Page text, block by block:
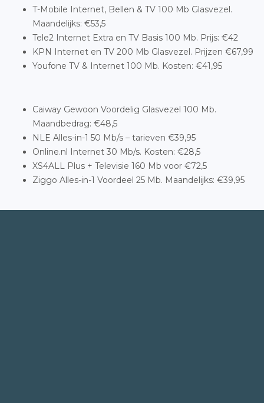
T-Mobile Internet, Bellen & TV 100 Mb Glasvezel.
Maandelijks: €53,5
Tele2 Internet Extra en TV Basis 100 Mb. Prijs: €42
KPN Internet en TV 200 Mb Glasvezel. Prijzen €67,99
Youfone TV & Internet 100 Mb. Kosten: €41,95
Caiway Gewoon Voordelig Glasvezel 100 Mb.
Maandbedrag: €48,5
NLE Alles-in-1 50 Mb/s – tarieven €39,95
Online.nl Internet 30 Mb/s. Kosten: €28,5
XS4ALL Plus + Televisie 160 Mb voor €72,5
Ziggo Alles-in-1 Voordeel 25 Mb. Maandelijks: €39,95